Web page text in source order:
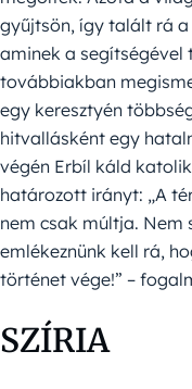
gyűjtsön, így talált rá
aminek a
továbbiakban
egy keresztyén
hitvallásként egy
végén Erbíl káld
határozott irányt: „A
nem csak múltja. Nem
emlékeznünk kell rá,
történet vége!” –
SZÍRIA